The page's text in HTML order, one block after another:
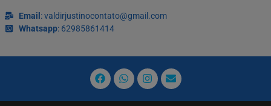
Email : valdirjustinocontato@gmail.com
Whatsapp: 62985861414